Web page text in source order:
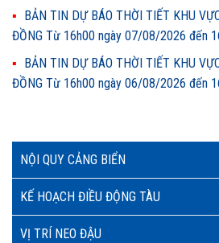
NỘI QUY CẢNG BIỂN
KẾ HOẠCH ĐIỀU ĐỘNG TÀU
VỊ TRÍ NEO ĐẬU
BẢN TIN DỰ BÁO THỜI TIẾT KHU
ĐỒNG Từ 16h00 ngày 07/08/2026 đến
BẢN TIN DỰ BÁO THỜI TIẾT KHU
ĐỒNG Từ 16h00 ngày 06/08/2026 đến